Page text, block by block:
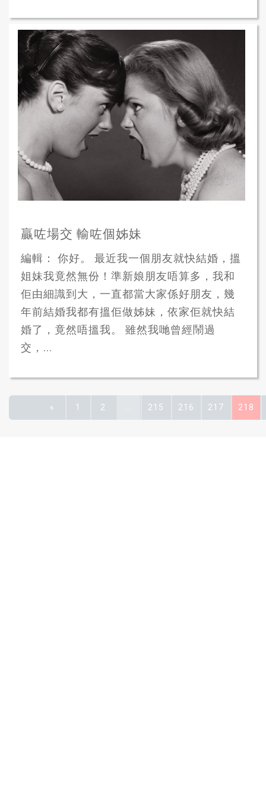
贏咗場交 輸咗個姊妹
編輯： 你好。 最近我一個朋友就快結婚，搵
姐妹我竟然無份！準新娘朋友唔算多，我和
佢由細識到大，一直都當大家係好朋友，幾
年前結婚我都有搵佢做姊妹，依家佢就快結
婚了，竟然唔搵我。 雖然我哋曾經鬧過
交，...
« 1 2 215 216 217 218